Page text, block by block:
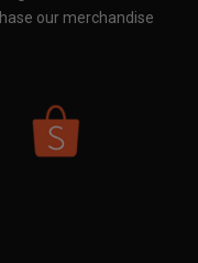
our merchandise